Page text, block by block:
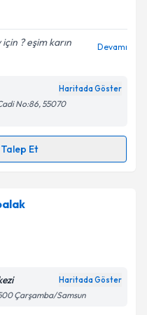
ilişkin
Aydınlatma
verilerimin belirtilen
ediyorum.
Gönder
? eşim karın
Devamı
Haritada Göster
No:86, 55070
Et
için randevu takvimi
randevu almanız
e-posta ile
Haritada Göster
Çarşamba/Samsun